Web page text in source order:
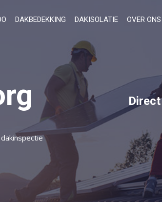
DAKBEDEKKING DAKISOLATIE OVER ONS